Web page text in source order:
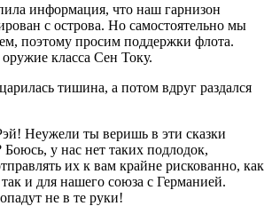
информация, что наш гарнизон
с острова. Но самостоятельно мы
поэтому просим поддержки флота.
класса Сен Току.
тишина, а потом вдруг раздался
Неужели ты веришь в эти сказки
Боюсь, у нас нет таких подлодок,
их к вам крайне рискованно, как
и для нашего союза с Германией.
не в те руки!